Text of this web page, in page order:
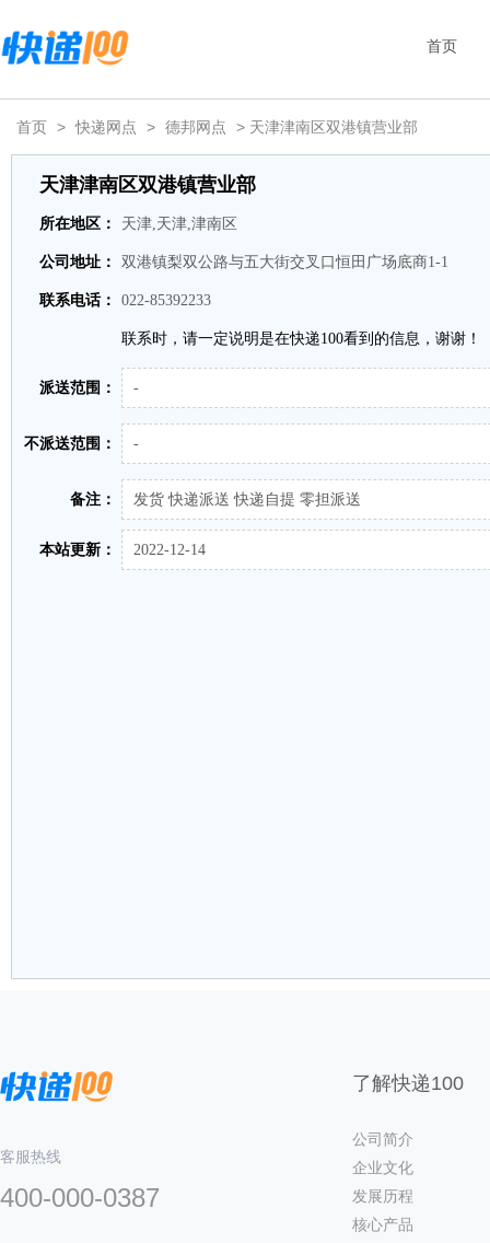
首页
首页 > 快递网点 > 德邦网点 > 天津津南区双港镇营业部
天津津南区双港镇营业部
所在地区： 天津,天津,津南区
公司地址： 双港镇梨双公路与五大街交叉口恒田广场底商1-1
联系电话： 022-85392233
联系时，请一定说明是在快递100看到的信息，谢谢！
派送范围： -
不派送范围： -
备注： 发货 快递派送 快递自提 零担派送
本站更新： 2022-12-14
客服热线
400-000-0387
了解快递100
公司简介
企业文化
发展历程
核心产品